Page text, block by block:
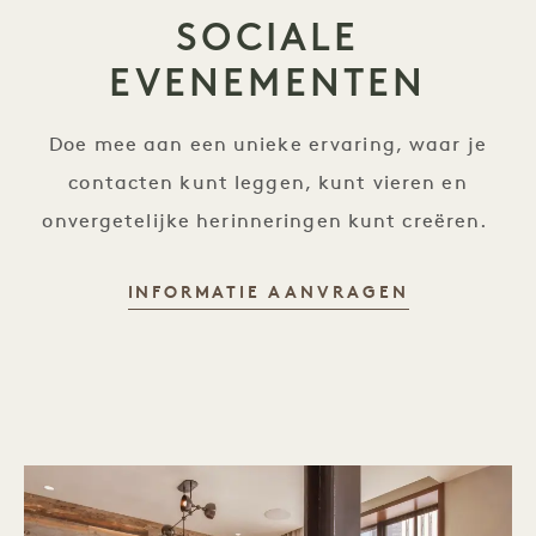
SOCIALE
EVENEMENTEN
Doe mee aan een unieke ervaring, waar je
contacten kunt leggen, kunt vieren en
onvergetelijke herinneringen kunt creëren.
INFORMATIE AANVRAGEN